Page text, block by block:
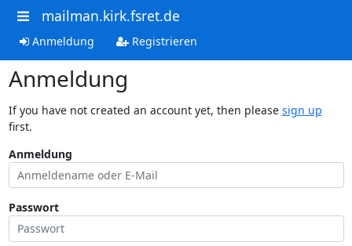
mailman.kirk.fsret.de
Anmeldung Registrieren
Anmeldung
If you have not created an account yet, then please sign up
first.
Anmeldung
Passwort